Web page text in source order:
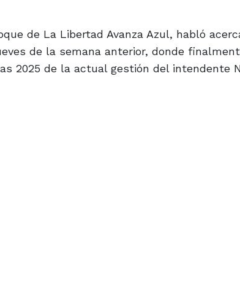
de La Libertad Avanza Azul, habló
de la semana anterior, donde